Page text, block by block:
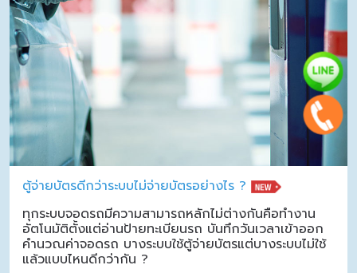
ตู้จ่ายบัตรดีกว่าระบบไม่จ่ายบัตรอย่างไร ?
ทุกระบบจอดรถมีความสามารถหลักไม่ต่างกันคือทำงาน
อัตโนมัติตั้งแต่อ่านป้ายทะเบียนรถ บันทึกวันเวลาเข้าออก
คำนวณค่าจอดรถ บางระบบใช้ตู้จ่ายบัตรแต่บางระบบไม่ใช้
แล้วแบบไหนดีกว่ากัน ?